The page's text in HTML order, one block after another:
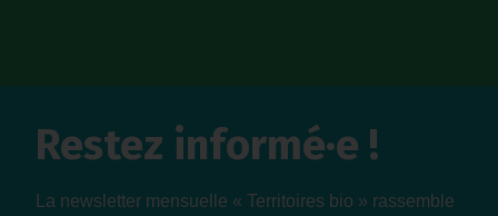
Restez informé·e !
La newsletter mensuelle « Territoires bio » rassemble